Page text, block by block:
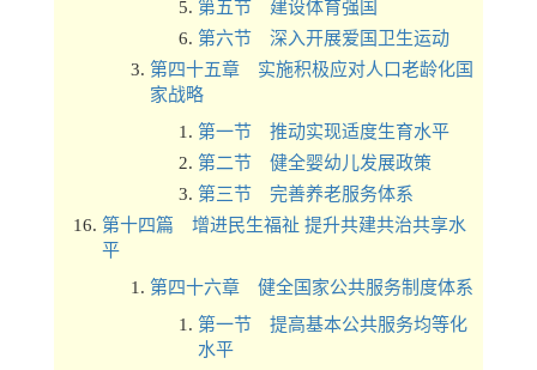
第五节 建设体育强国
第六节 深入开展爱国卫生运动
第四十五章 实施积极应对人口老龄化国
家战略
第一节 推动实现适度生育水平
第二节 健全婴幼儿发展政策
第三节 完善养老服务体系
第十四篇 增进民生福祉 提升共建共治共享水
平
第四十六章 健全国家公共服务制度体系
第一节 提高基本公共服务均等化
水平